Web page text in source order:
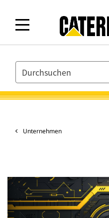
SEARCH
Unternehmen